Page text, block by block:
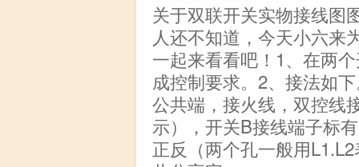
关于双联开关实物接线图
人还不知道，今天小六来
一起来看看吧！1、在两
成控制要求。2、接法如
公共端，接火线，双控线
示），开关B接线端子标
正反（两个孔一般用